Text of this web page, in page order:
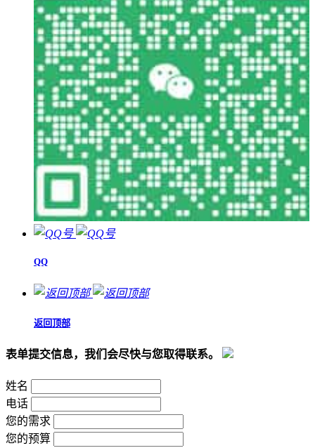
QQ
返回顶部
表单提交信息，我们会尽快与您取得联系。
姓名
电话
您的需求
您的预算